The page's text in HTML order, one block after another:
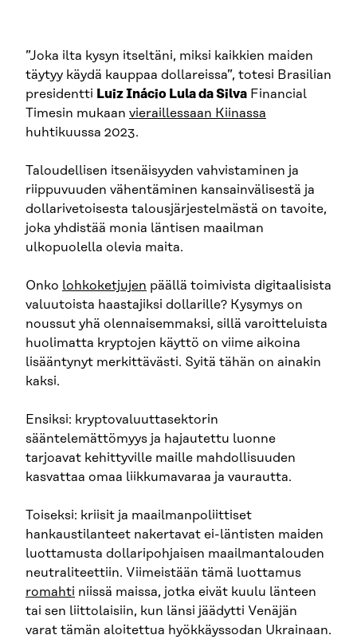
”Joka ilta kysyn itseltäni, miksi kaikkien maiden
täytyy käydä kauppaa dollareissa”, totesi Brasilian
presidentti Luiz Inácio Lula da Silva Financial
Timesin mukaan vieraillessaan Kiinassa
huhtikuussa 2023.
Taloudellisen itsenäisyyden vahvistaminen ja
riippuvuuden vähentäminen kansainvälisestä ja
dollarivetoisesta talousjärjestelmästä on tavoite,
joka yhdistää monia läntisen maailman
ulkopuolella olevia maita.
Onko lohkoketjujen päällä toimivista digitaalisista
valuutoista haastajiksi dollarille? Kysymys on
noussut yhä olennaisemmaksi, sillä varoitteluista
huolimatta kryptojen käyttö on viime aikoina
lisääntynyt merkittävästi. Syitä tähän on ainakin
kaksi.
Ensiksi: kryptovaluuttasektorin
sääntelemättömyys ja hajautettu luonne
tarjoavat kehittyville maille mahdollisuuden
kasvattaa omaa liikkumavaraa ja vaurautta.
Toiseksi: kriisit ja maailmanpoliittiset
hankaustilanteet nakertavat ei-läntisten maiden
luottamusta dollaripohjaisen maailmantalouden
neutraliteettiin. Viimeistään tämä luottamus
romahti niissä maissa, jotka eivät kuulu länteen
tai sen liittolaisiin, kun länsi jäädytti Venäjän
varat tämän aloitettua hyökkäyssodan Ukrainaan.